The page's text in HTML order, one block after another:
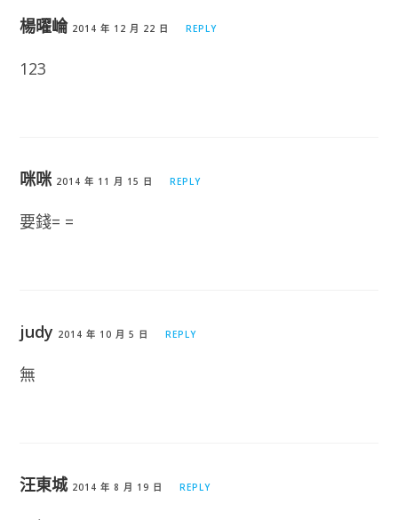
楊曜崘 2014 年 12 月 22 日 REPLY
123
咪咪 2014 年 11 月 15 日 REPLY
要錢= =
judy 2014 年 10 月 5 日 REPLY
無
汪東城 2014 年 8 月 19 日 REPLY